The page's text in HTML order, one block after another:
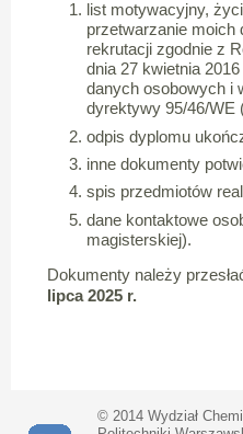
list motywacyjny,
przetwarzanie moich
rekrutacji zgodnie z
dnia 27 kwietnia
danych osobowych i
dyrektywy 95/46/WE
odpis dyplomu
inne dokumenty
spis przedmiotów
dane kontaktowe
magisterskiej).
Dokumenty należy
lipca 2025 r.
© 2014 Wydział